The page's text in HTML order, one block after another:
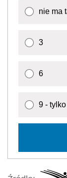
nie ma
3
6
9 -